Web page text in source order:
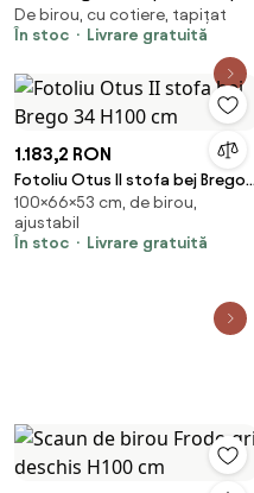
suport lombar, suport picioare
reglabil, rotativ, Albastru
De birou, cu cotiere, tapițat
În stoc
Livrare gratuită
1.183,2 RON
Fotoliu Otus II stofa bej Brego
34 H100 cm
100×66×53 cm, de birou,
ajustabil
În stoc
Livrare gratuită